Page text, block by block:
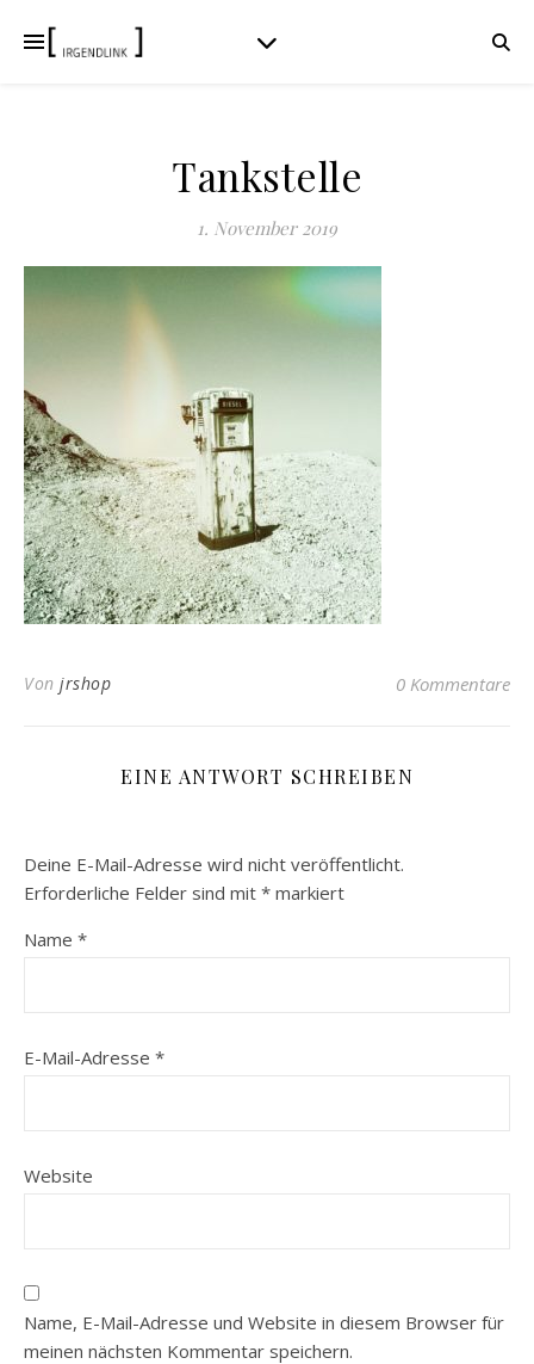
Tankstelle
1. November 2019
Von jrshop 0 Kommentare
EINE ANTWORT SCHREIBEN
Deine E-Mail-Adresse wird nicht veröffentlicht.
Erforderliche Felder sind mit * markiert
Name *
E-Mail-Adresse *
Website
Name, E-Mail-Adresse und Website in diesem Browser für
meinen nächsten Kommentar speichern.